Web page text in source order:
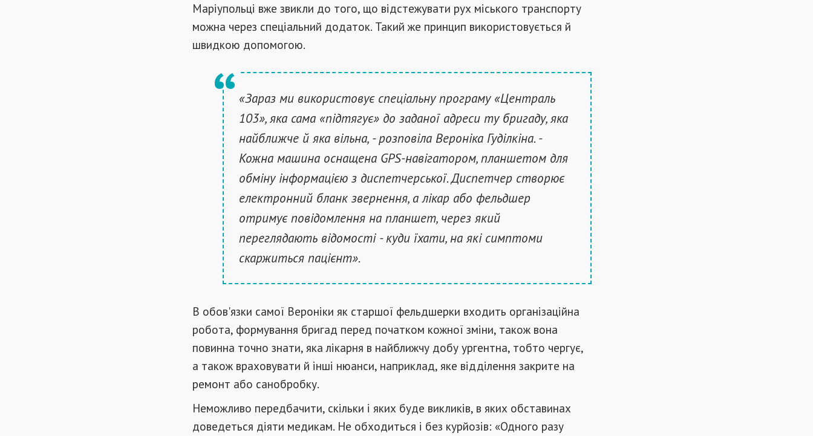
Маріупольці вже звикли до того, що відстежувати рух міського транспорту
можна через спеціальний додаток. Такий же принцип використовується й
швидкою допомогою.
«Зараз ми використовує спеціальну програму «Централь
103», яка сама «підтягує» до заданої адреси ту бригаду, яка
найближче й яка вільна, - розповіла Вероніка Гуділкіна. -
Кожна машина оснащена GPS-навігатором, планшетом для
обміну інформацією з диспетчерської. Диспетчер створює
електронний бланк звернення, а лікар або фельдшер
отримує повідомлення на планшет, через який
переглядають відомості - куди їхати, на які симптоми
скаржиться пацієнт».
В обов'язки самої Вероніки як старшої фельдшерки входить організаційна
робота, формування бригад перед початком кожної зміни, також вона
повинна точно знати, яка лікарня в найближчу добу ургентна, тобто чергує,
а також враховувати й інші нюанси, наприклад, яке відділення закрите на
ремонт або санобробку.
Неможливо передбачити, скільки і яких буде викликів, в яких обставинах
доведеться діяти медикам. Не обходиться і без курйозів: «Одного разу